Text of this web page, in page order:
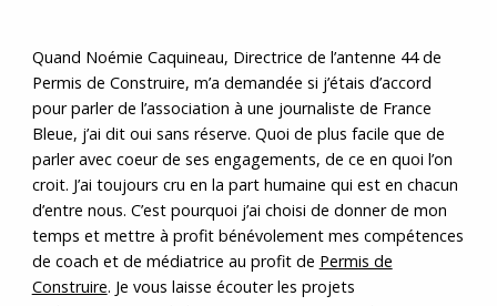
Quand Noémie Caquineau, Directrice de l’antenne 44 de
Permis de Construire, m’a demandée si j’étais d’accord
pour parler de l’association à une journaliste de France
Bleue, j’ai dit oui sans réserve. Quoi de plus facile que de
parler avec coeur de ses engagements, de ce en quoi l’on
croit. J’ai toujours cru en la part humaine qui est en chacun
d’entre nous. C’est pourquoi j’ai choisi de donner de mon
temps et mettre à profit bénévolement mes compétences
de coach et de médiatrice au profit de Permis de
Construire. Je vous laisse écouter les projets